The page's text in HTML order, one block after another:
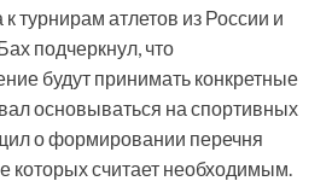
турнирам атлетов из России и
подчеркнул, что
будут принимать конкретные
основываться на спортивных
о формировании перечня
которых считает необходимым.